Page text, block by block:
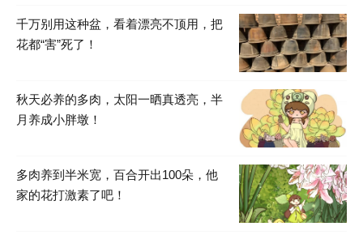
千万别用这种盆，看着漂亮不顶用，把
花都“害”死了！
秋天必养的多肉，太阳一晒真透亮，半
月养成小胖墩！
多肉养到半米宽，百合开出100朵，他
家的花打激素了吧！